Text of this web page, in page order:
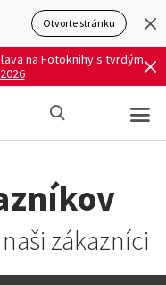
Otvorte stránku
na Fotoknihy s tvrdým
zákazníci